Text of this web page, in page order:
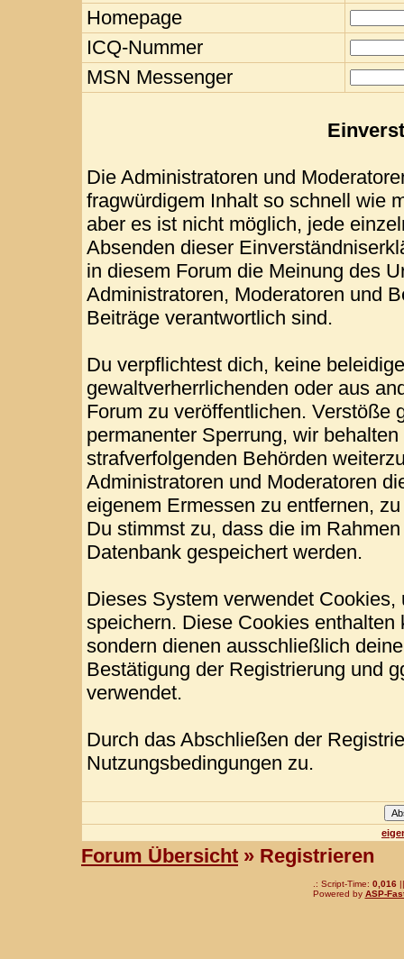
Homepage
ICQ-Nummer
MSN Messenger
Die Administratoren und
fragwürdigem Inhalt so schnell wie
aber es ist nicht möglich, jede
Absenden dieser
in diesem Forum die Meinung des
Administratoren, Moderatoren und
Beiträge verantwortlich sind.
Du verpflichtest dich, keine
gewaltverherrlichenden oder aus
Forum zu veröffentlichen. Verstöße
permanenter Sperrung, wir
strafverfolgenden Behörden
Administratoren und Moderatoren
eigenem Ermessen zu entfernen,
Du stimmst zu, dass die im
Datenbank gespeichert werden.
Dieses System verwendet
speichern. Diese Cookies
sondern dienen ausschließlich
Bestätigung der Registrierung und
verwendet.
Durch das Abschließen der
Nutzungsbedingungen zu.
Forum Übersicht » Registrieren
.: Script-Time: 0,016||
Powered by ASP-